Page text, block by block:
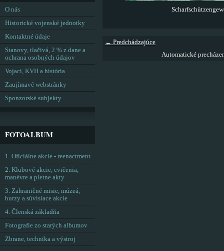
← Predchádzajúce
Automatické
O nás
Historické vojenské jednotky
Kontaktné údaje
Stanovy, tlačivá, 2 % z dane a
ochrana osobných údajov
Vojaci, KVH a história
Zaujímavé webstránky
Sponzorské subjekty
FOTOALBUM
1. Oficiálne akcie - reenactment
2. Klubové akcie, cvičenia,
manévre a pietne akty
3. Zahraničné misie, múzeá,
burzy a súvisiace akcie
4. Členská základňa
Fotografie zo starých albumov
Zbrane, technika a výstroj